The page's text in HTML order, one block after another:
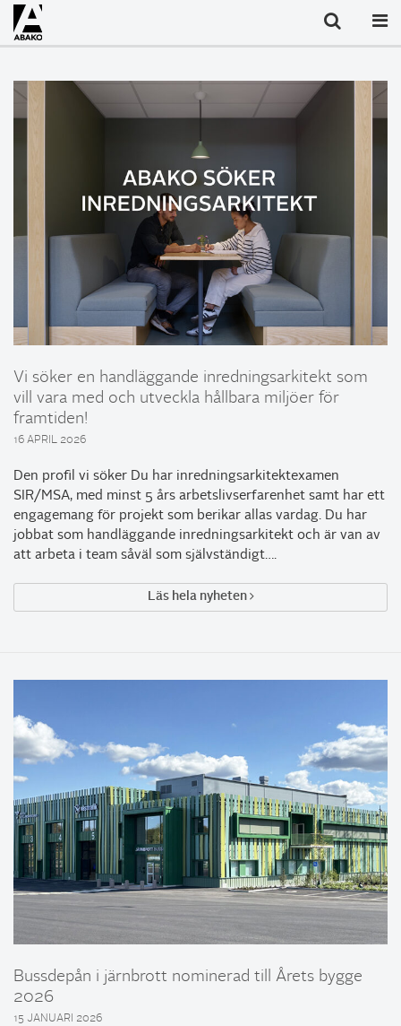
Vi söker en handläggande inredningsarkitekt som
vill vara med och utveckla hållbara miljöer för
framtiden!
16 APRIL 2026
Den profil vi söker Du har inredningsarkitektexamen
SIR/MSA, med minst 5 års arbetslivserfarenhet samt har ett
engagemang för projekt som berikar allas vardag. Du har
jobbat som handläggande inredningsarkitekt och är van av
att arbeta i team såväl som självständigt….
Läs hela nyheten
Bussdepån i järnbrott nominerad till Årets bygge
2026
15 JANUARI 2026